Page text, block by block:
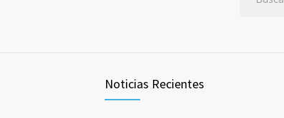
Noticias Recientes